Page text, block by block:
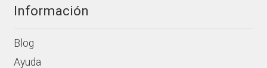
Información
Blog
Ayuda